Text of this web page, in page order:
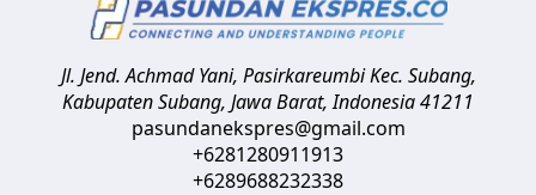
Jl. Jend. Achmad Yani, Pasirkareumbi Kec. Subang,
Kabupaten Subang, Jawa Barat,Indonesia41211
pasundanekspres@gmail.com
+6281280911913
+6289688232338